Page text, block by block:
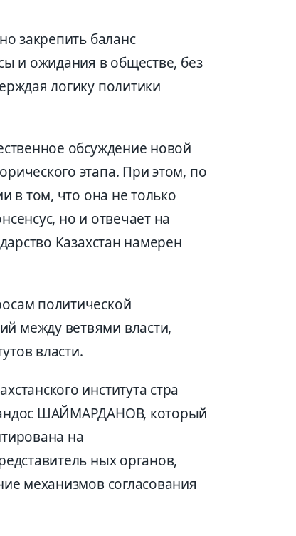
закрепить баланс
и ожидания в обществе, без
логику политики
обсуждение новой
этапа. При этом, по
в том, что она не только
но и отвечает на
Казахстан намерен
политической
между ветвями власти,
власти.
института стра
ШАЙМАРДАНОВ, который
на
ных органов,
механизмов согласования